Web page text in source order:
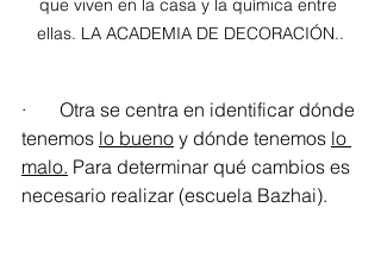
que viven en la casa y la química entre
ellas. LA ACADEMIA DE DECORACIÓN..
·       Otra se centra en identificar dónde
tenemos lo bueno y dónde tenemos lo
malo. Para determinar qué cambios es
necesario realizar (escuela Bazhai).